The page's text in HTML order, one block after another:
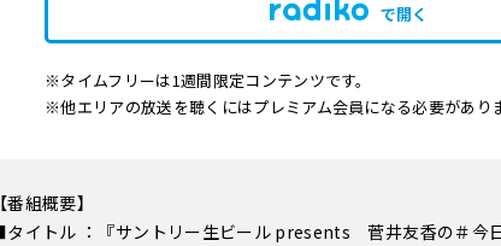
で開く
※タイムフリーは1週間限定コンテンツです。
※他エリアの放送を聴くにはプレミアム会員になる必要があり
【番組概要】
イトル ：『サントリー生ビール presents 菅井友香の＃今日